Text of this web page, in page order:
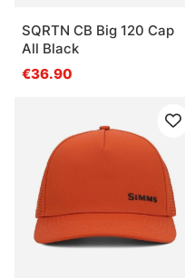
SQRTN CB Big 120 Cap
All Black
€36.90